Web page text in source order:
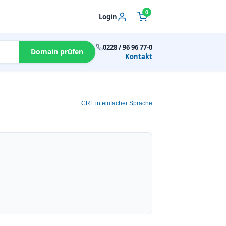
Login 0
Domain prüfen
0228 / 96 96 77-0
Kontakt
CRL in einfacher Sprache